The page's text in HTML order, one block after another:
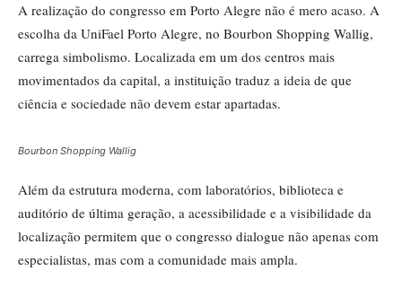
A realização do congresso em Porto Alegre não é mero acaso. A
escolha da UniFael Porto Alegre, no Bourbon Shopping Wallig,
carrega simbolismo. Localizada em um dos centros mais
movimentados da capital, a instituição traduz a ideia de que
ciência e sociedade não devem estar apartadas.
Bourbon Shopping Wallig
Além da estrutura moderna, com laboratórios, biblioteca e
auditório de última geração, a acessibilidade e a visibilidade da
localização permitem que o congresso dialogue não apenas com
especialistas, mas com a comunidade mais ampla.